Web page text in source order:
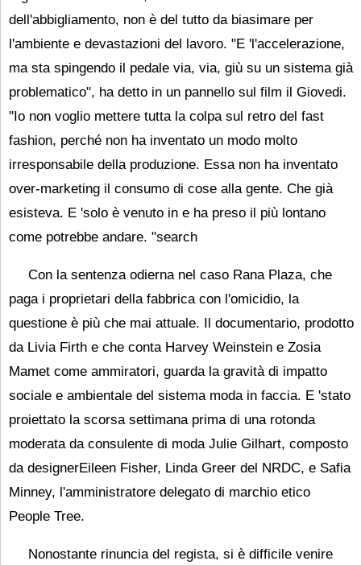
dell'abbigliamento, non è del tutto da biasimare per
l'ambiente e devastazioni del lavoro. "E 'l'accelerazione,
ma sta spingendo il pedale via, via, giù su un sistema già
problematico", ha detto in un pannello sul film il Giovedi.
"Io non voglio mettere tutta la colpa sul retro del fast
fashion, perché non ha inventato un modo molto
irresponsabile della produzione. Essa non ha inventato
over-marketing il consumo di cose alla gente. Che già
esisteva. E 'solo è venuto in e ha preso il più lontano
come potrebbe andare. "search
Con la sentenza odierna nel caso Rana Plaza, che
paga i proprietari della fabbrica con l'omicidio, la
questione è più che mai attuale. Il documentario, prodotto
da Livia Firth e che conta Harvey Weinstein e Zosia
Mamet come ammiratori, guarda la gravità di impatto
sociale e ambientale del sistema moda in faccia. E 'stato
proiettato la scorsa settimana prima di una rotonda
moderata da consulente di moda Julie Gilhart, composto
da designerEileen Fisher, Linda Greer del NRDC, e Safia
Minney, l'amministratore delegato di marchio etico
People Tree.
Nonostante rinuncia del regista, si è difficile venire